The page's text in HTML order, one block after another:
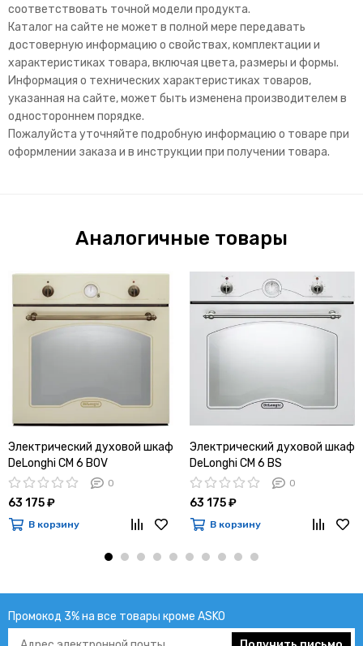
соответствовать точной модели продукта.
Каталог на сайте не может в полной мере передавать
достоверную информацию о свойствах, комплектации и
характеристиках товара, включая цвета, размеры и формы.
Информация о технических характеристиках товаров,
указанная на сайте, может быть изменена производителем в
одностороннем порядке.
Пожалуйста уточняйте подробную информацию о товаре при
оформлении заказа и в инструкции при получении товара.
Аналогичные товары
Электрический духовой шкаф
DeLonghi CM 6 BOV
0
63 175 ₽
В корзину
Электрический духовой шкаф
DeLonghi CM 6 BS
0
63 175 ₽
В корзину
Промокод 3% на все товары кроме ASKO